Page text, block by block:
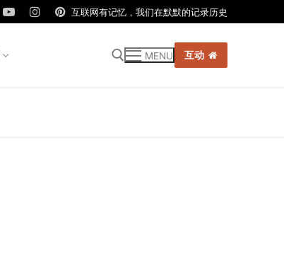
互联网有记忆，我们在默默的记录历史
MENU 互动